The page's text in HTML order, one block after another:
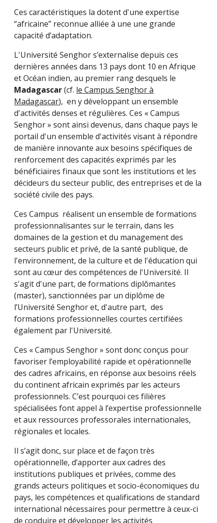
Ces caractéristiques la dotent d'une expertise
“africaine” reconnue alliée à une une grande
capacité d’adaptation.
L'Université Senghor s’externalise depuis ces
dernières années dans 13 pays dont 10 en Afrique
et Océan indien, au premier rang desquels le
Madagascar(cf. le Campus Senghor à
Madagascar), en y développant un ensemble
d'activités denses et régulières. Ces « Campus
Senghor » sont ainsi devenus, dans chaque pays le
portail d'un ensemble d'activités visant à répondre
de manière innovante aux besoins spécifiques de
renforcement des capacités exprimés par les
bénéficiaires finaux que sont les institutions et les
décideurs du secteur public, des entreprises et de la
société civile des pays.
Ces Campus réalisent un ensemble de formations
professionnalisantes sur le terrain, dans les
domaines de la gestion et du management des
secteurs public et privé, de la santé publique, de
l'environnement, de la culture et de l'éducation qui
sont au cœur des compétences de l'Université. Il
s'agit d'une part, de formations diplômantes
(master), sanctionnées par un diplôme de
l’Université Senghor et, d'autre part, des
formations professionnelles courtes certifiées
également par l'Université.
Ces « Campus Senghor » sont donc conçus pour
favoriser l’employabilité rapide et opérationnelle
des cadres africains, en réponse aux besoins réels
du continent africain exprimés par les acteurs
professionnels. C’est pourquoi ces filières
spécialisées font appel à l’expertise professionnelle
et aux ressources professorales internationales,
régionales et locales.
Il s’agit donc, sur place et de façon très
opérationnelle, d’apporter aux cadres des
institutions publiques et privées, comme des
grands acteurs politiques et socio-économiques du
pays, les compétences et qualifications de standard
international nécessaires pour permettre à ceux-ci
de conduire et développer les activités